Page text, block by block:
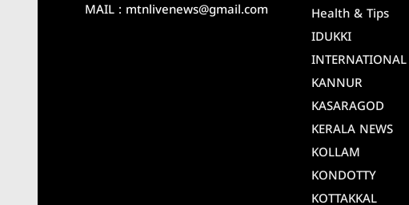
MAIL : mtnlivenews@gmail.com
Health & Tips
IDUKKI
INTERNATIONAL
KANNUR
KASARAGOD
KERALA NEWS
KOLLAM
KONDOTTY
KOTTAKKAL